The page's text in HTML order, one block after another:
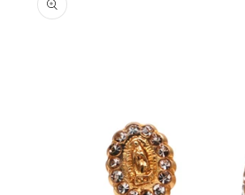
información